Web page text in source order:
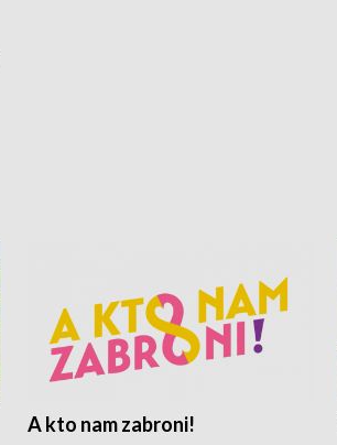
A kto nam zabroni!